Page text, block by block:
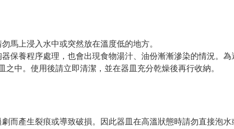
馬上浸入水中或突然放在溫度低的地方。
保養程序處理，也會出現食物湯汁、油份漸漸滲染的情況。為
中。使用後請立即清潔，並在器皿充分乾燥後再行收納。
而產生裂痕或導致破損。因此器皿在高溫狀態時請勿直接泡水